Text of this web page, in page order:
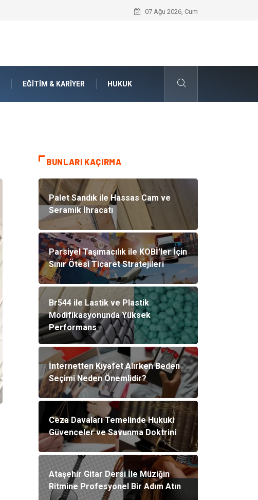
İnternetten Kıyafet Alırken Beden
07 Ağu 2026, Cum
EĞITIM & KARIYER HUKUK
BUNLARI KAÇIRMA
Palet Sandık ile Hassas Cam ve
Seramik İhracatı
Parsiyel Taşımacılık ile KOBİ’ler İçin
Sınır Ötesi Ticaret Stratejileri
Br544 ile Lastik ve Plastik
Modifikasyonunda Yüksek
Performans
İnternetten Kıyafet Alırken Beden
Seçimi Neden Önemlidir?
Ceza Davaları Temelinde Hukuki
Güvenceler ve Savunma Doktrini
Ataşehir Gitar Dersi İle Müziğin
Ritmine Profesyonel Bir Adım Atın